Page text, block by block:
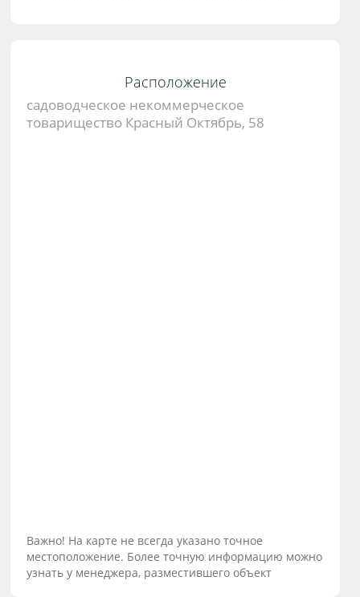
Расположение
садоводческое некоммерческое
товарищество Красный Октябрь, 58
Важно! На карте не всегда указано точное
местоположение. Более точную информацию можно
узнать у менеджера, разместившего объект